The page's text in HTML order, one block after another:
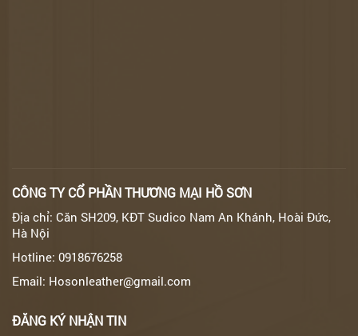
CÔNG TY CỔ PHẦN THƯƠNG MẠI HỒ SƠN
Địa chỉ: Căn SH209, KĐT Sudico Nam An Khánh, Hoài Đức,
Hà Nội
Hotline: 0918676258
Email: Hosonleather@gmail.com
ĐĂNG KÝ NHẬN TIN